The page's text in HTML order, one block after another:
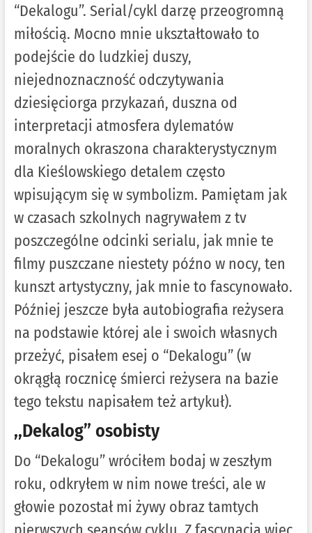
“Dekalogu”. Serial/cykl darzę przeogromną
miłością. Mocno mnie ukształtowało to
podejście do ludzkiej duszy,
niejednoznaczność odczytywania
dziesięciorga przykazań, duszna od
interpretacji atmosfera dylematów
moralnych okraszona charakterystycznym
dla Kieślowskiego detalem często
wpisującym się w symbolizm. Pamiętam jak
w czasach szkolnych nagrywałem z tv
poszczególne odcinki serialu, jak mnie te
filmy puszczane niestety późno w nocy, ten
kunszt artystyczny, jak mnie to fascynowało.
Później jeszcze była autobiografia reżysera
na podstawie której ale i swoich własnych
przeżyć, pisałem esej o “Dekalogu” (w
okrągłą rocznicę śmierci reżysera na bazie
tego tekstu napisałem też artykuł).
,,Dekalog” osobisty
Do “Dekalogu” wróciłem bodaj w zeszłym
roku, odkryłem w nim nowe treści, ale w
głowie pozostał mi żywy obraz tamtych